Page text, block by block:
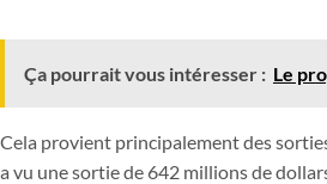
Ça pourrait vous intéresser : Le
Cela provient principalement des
a vu une sortie de 642 millions de